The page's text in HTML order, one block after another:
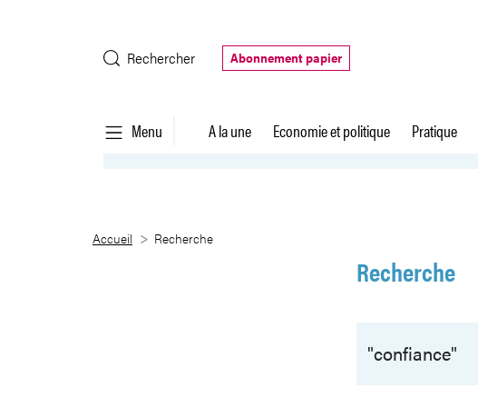
Rechercher
Abonnement papier
Menu A la une Economie et politique Pratique
Recherche
Accueil Recherche
Recherche